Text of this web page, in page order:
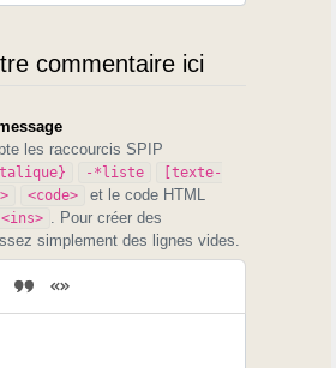
commentaire ici
les raccourcis SPIP
-*liste
[texte-
<code> et le code HTML
<ins>
. Pour créer des
simplement des lignes vides.